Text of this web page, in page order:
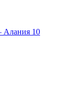
Алания 10